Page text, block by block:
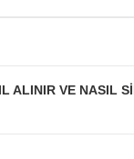
ALINIR VE NASIL